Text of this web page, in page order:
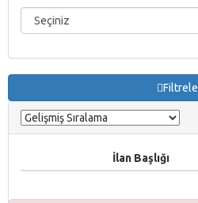
Filtrele
İlan Başlığı